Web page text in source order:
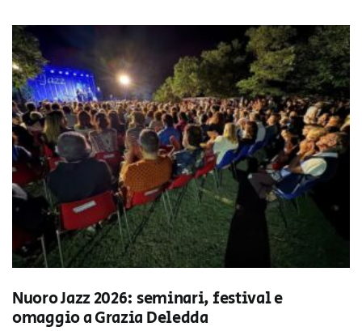
Nuoro Jazz 2026: seminari, festival e
omaggio a Grazia Deledda